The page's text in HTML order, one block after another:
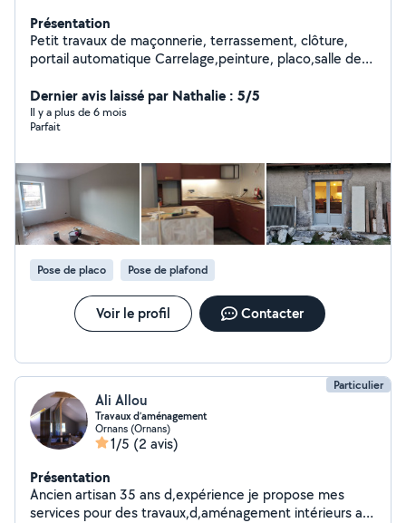
Présentation
Petit travaux de maçonnerie, terrassement, clôture,
portail automatique Carrelage,peinture, placo,salle de
Dernier avis laissé par Nathalie : 5/5
Il y a plus de 6 mois
Parfait
Pose de placo Pose de plafond
Voir le profil Contacter
Particulier
Ali Allou
Travaux d’aménagement
Ornans (Ornans)
1/5 (2 avis)
Présentation
Ancien artisan 35 ans d,expérience je propose mes
services pour des travaux,d,aménagement intérieurs au